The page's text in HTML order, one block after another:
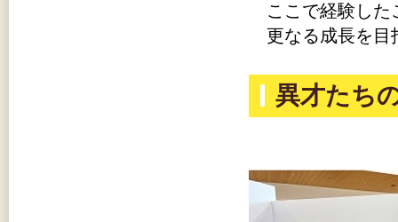
ここで経験した
更なる成長を目
異才たち